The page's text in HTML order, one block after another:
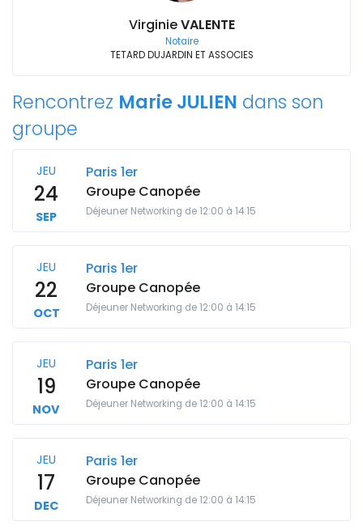
VirginieVALENTE
Notaire
TETARD DUJARDIN ET ASSOCIES
Rencontrez Marie JULIEN dans son
groupe
JEU
24
SEP
Paris 1er
Groupe Canopée
Déjeuner Networking de 12:00 à 14:15
JEU
22
OCT
Paris 1er
Groupe Canopée
Déjeuner Networking de 12:00 à 14:15
JEU
19
NOV
Paris 1er
Groupe Canopée
Déjeuner Networking de 12:00 à 14:15
JEU
17
DEC
Paris 1er
Groupe Canopée
Déjeuner Networking de 12:00 à 14:15